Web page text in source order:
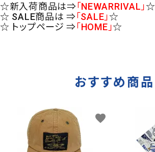
☆新入荷商品は⇒「NEWARRIVAL」☆
☆ SALE商品は ⇒「SALE」☆
☆ トップページ ⇒「HOME」☆
おすすめ商品
favorite